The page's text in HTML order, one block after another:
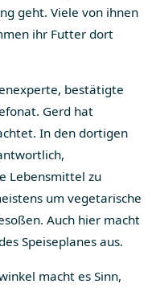
geht. Viele von ihnen
ihr Futter dort
bestätigte
Gerd hat
In den dortigen
Lebensmittel zu
um vegetarische
Auch hier macht
Speiseplanes aus.
macht es Sinn,